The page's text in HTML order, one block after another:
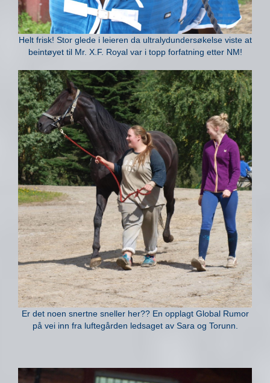
Helt frisk! Stor glede i leieren da ultralydundersøkelse viste at
beintøyet til Mr. X.F. Royal var i topp forfatning etter NM!
Er det noen snertne sneller her?? En opplagt Global Rumor
på vei inn fra luftegården ledsaget av Sara og Torunn.